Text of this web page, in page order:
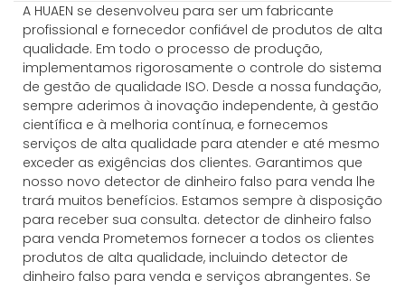
A HUAEN se desenvolveu para ser um fabricante
profissional e fornecedor confiável de produtos de alta
qualidade. Em todo o processo de produção,
implementamos rigorosamente o controle do sistema
de gestão de qualidade ISO. Desde a nossa fundação,
sempre aderimos à inovação independente, à gestão
científica e à melhoria contínua, e fornecemos
serviços de alta qualidade para atender e até mesmo
exceder as exigências dos clientes. Garantimos que
nosso novo detector de dinheiro falso para venda lhe
trará muitos benefícios. Estamos sempre à disposição
para receber sua consulta. detector de dinheiro falso
para venda Prometemos fornecer a todos os clientes
produtos de alta qualidade, incluindo detector de
dinheiro falso para venda e serviços abrangentes. Se